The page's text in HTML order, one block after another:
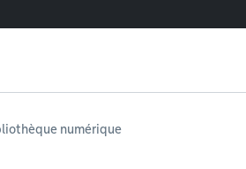
numérique